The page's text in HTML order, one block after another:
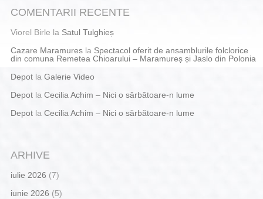
COMENTARII RECENTE
Viorel Birle la Satul Tulghieș
Cazare Maramuresla Spectacol oferit de ansamblurile folclorice
din comuna Remetea Chioarului – Maramureș și Jaslo din Polonia
Depotla Galerie Video
Depotla Cecilia Achim – Nici o sărbătoare-n lume
Depotla Cecilia Achim – Nici o sărbătoare-n lume
ARHIVE
iulie 2026 (7)
iunie 2026 (5)